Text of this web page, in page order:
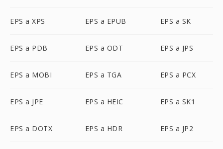
EPS a XPS EPS a EPUB EPS a SK
EPS a PDB EPS a ODT EPS a JPS
EPS a MOBI EPS a TGA EPS a PCX
EPS a JPE EPS a HEIC EPS a SK1
EPS a DOTX EPS a HDR EPS a JP2